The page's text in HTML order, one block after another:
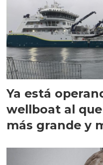
Ya está
wellboat al
más grande y